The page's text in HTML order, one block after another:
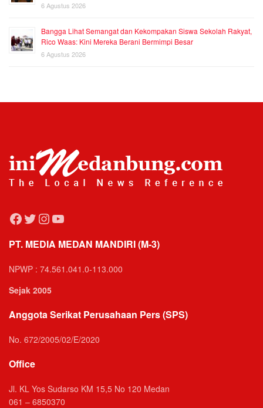
6 Agustus 2026
Bangga Lihat Semangat dan Kekompakan Siswa Sekolah Rakyat,
Rico Waas: Kini Mereka Berani Bermimpi Besar
6 Agustus 2026
Facebook
Twitter
Instagram
YouTube
PT. MEDIA MEDAN MANDIRI (M-3)
NPWP : 74.561.041.0-113.000
Sejak 2005
Anggota Serikat Perusahaan Pers (SPS)
No. 672/2005/02/E/2020
Office
Jl. KL Yos Sudarso KM 15,5 No 120 Medan
061 – 6850370